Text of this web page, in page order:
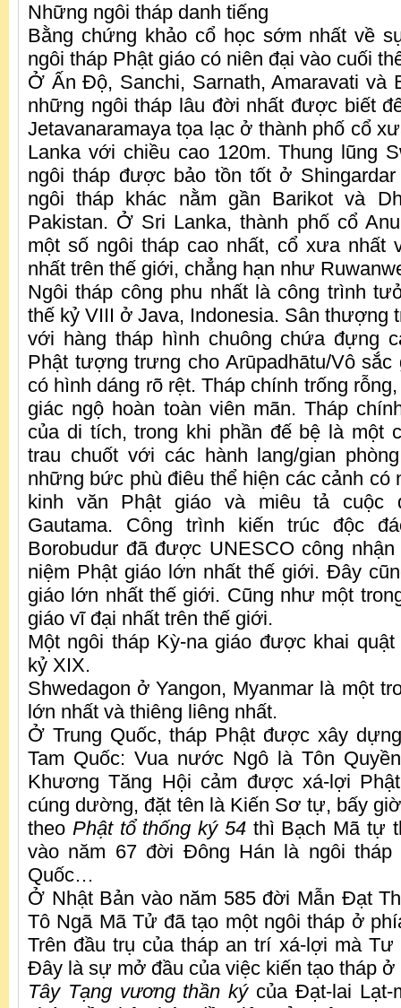
Những ngôi tháp danh tiếng
Bằng chứng khảo cổ học sớm nhất về
ngôi tháp Phật giáo có niên đại vào cuối
Ở Ấn Độ, Sanchi, Sarnath, Amaravati và
những ngôi tháp lâu đời nhất được biết
Jetavanaramaya tọa lạc ở thành phố cổ
Lanka với chiều cao 120m. Thung lũng
ngôi tháp được bảo tồn tốt ở Shingardar
ngôi tháp khác nằm gần Barikot và
Pakistan. Ở Sri Lanka, thành phố cổ
một số ngôi tháp cao nhất, cổ xưa nhất
nhất trên thế giới, chẳng hạn như
Ngôi tháp công phu nhất là công trình
thế kỷ VIII ở Java, Indonesia. Sân thượng
với hàng tháp hình chuông chứa đựng
Phật tượng trưng cho Arūpadhātu/Vô
có hình dáng rõ rệt. Tháp chính trống
giác ngộ hoàn toàn viên mãn. Tháp
của di tích, trong khi phần đế bệ là một
trau chuốt với các hành lang/gian
những bức phù điêu thể hiện các cảnh có
kinh văn Phật giáo và miêu tả
Gautama. Công trình kiến ​​trúc độc
Borobudur đã được UNESCO công
niệm Phật giáo lớn nhất thế giới. Đây
giáo lớn nhất thế giới. Cũng như một
giáo vĩ đại nhất trên thế giới.
Một ngôi tháp Kỳ-na giáo được khai
kỷ XIX.
Shwedagon ở Yangon, Myanmar là một
lớn nhất và thiêng liêng nhất.
Ở Trung Quốc, tháp Phật được xây
Tam Quốc: Vua nước Ngô là Tôn
Khương Tăng Hội cảm được xá-lợi
cúng dường, đặt tên là Kiến Sơ tự, bấy
theo Phật tổ thống ký 54thì Bạch Mã tự
vào năm 67 đời Đông Hán là ngôi tháp
Quốc…
Ở Nhật Bản vào năm 585 đời Mẫn Đạt
Tô Ngã Mã Tử đã tạo một ngôi tháp ở
Trên đầu trụ của tháp an trí xá-lợi mà
Đây là sự mở đầu của việc kiến tạo tháp ở
Tây Tạng vương thần kýcủa Đạt-lai Lạt-